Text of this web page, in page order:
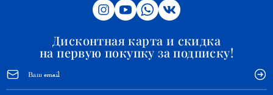
Дисконтная карта и скидка
на первую покупку за подписку!